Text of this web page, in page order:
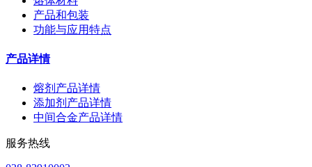
产品和包装
功能与应用特点
产品详情
熔剂产品详情
添加剂产品详情
中间合金产品详情
服务热线